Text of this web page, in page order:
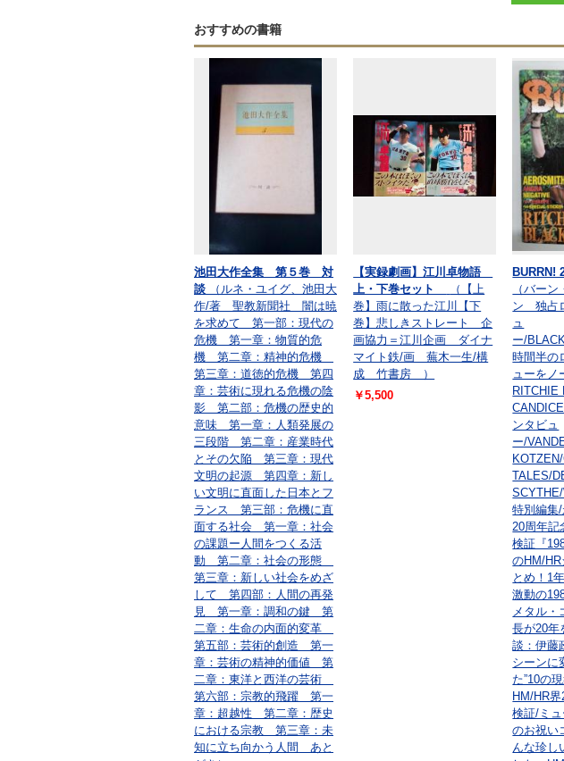
おすすめの書籍
池田大作全集 第５巻 対
談
（ルネ・ユイグ、池田大
作/著 聖教新聞社 闇は暁
を求めて 第一部：現代の
危機 第一章：物質的危
機 第二章：精神的危機
第三章：道徳的危機 第四
章：芸術に現れる危機の陰
影 第二部：危機の歴史的
意味 第一章：人類発展の
三段階 第二章：産業時代
とその欠陥 第三章：現代
文明の起源 第四章：新し
い文明に直面した日本とフ
ランス 第三部：危機に直
面する社会 第一章：社会
の課題ー人間をつくる活
動 第二章：社会の形態
第三章：新しい社会をめざ
して 第四部：人間の再発
見 第一章：調和の鍵 第
二章：生命の内面的変革
第五部：芸術的創造 第一
章：芸術の精神的価値 第
二章：東洋と西洋の芸術
第六部：宗教的飛躍 第一
章：超越性 第二章：歴史
における宗教 第三章：未
知に立ち向かう人間 あと
【実録劇画】江川卓物語
上・下巻セット
（【上
巻】雨に散った江川【下
巻】悲しきストレート 企
画協力＝江川企画 ダイナ
マイト鉄/画 蕪木一生/構
成 竹書房 ）
￥5,500
BURRN!
（バー
ン 独占
ュ
ー/
時間半の
ューをノ
RITCHIE
ンタビュ
ー/
TALES/
特別編集
20周年記
検証『
のHM/HR
とめ！1
激動の
メタル・
長が20年
談：伊藤
シーンに
た”10の
HM/HR界
検証/ミ
のお祝い
んな珍し